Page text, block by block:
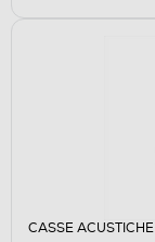
CASSE ACUSTICHE